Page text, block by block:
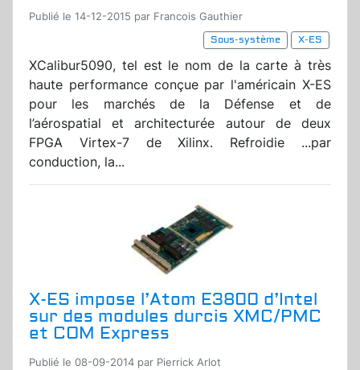
Publié le 14-12-2015 par Francois Gauthier
Sous-système
X-ES
XCalibur5090, tel est le nom de la carte à très
haute performance conçue par l'américain X-ES
pour les marchés de la Défense et de
l’aérospatial et architecturée autour de deux
FPGA Virtex-7 de Xilinx. Refroidie ...par
conduction, la...
X-ES impose l’Atom E3800 d’Intel
sur des modules durcis XMC/PMC
et COM Express
Publié le 08-09-2014 par Pierrick Arlot